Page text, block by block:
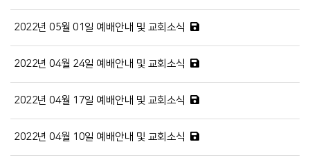
2022년 05월 01일 예배안내 및 교회소식
2022년 04월 24일 예배안내 및 교회소식
2022년 04월 17일 예배안내 및 교회소식
2022년 04월 10일 예배안내 및 교회소식